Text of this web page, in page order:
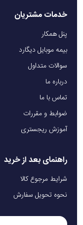
خدمات مشتریان
پنل همکار
بیمه موبایل دیگارد
سوالات متداول
درباره ما
تماس با ما
ضوابط و مقررات
آموزش ریجستری
راهنمای بعد از خرید
شرایط مرجوع کالا
نحوه تحویل سفارش